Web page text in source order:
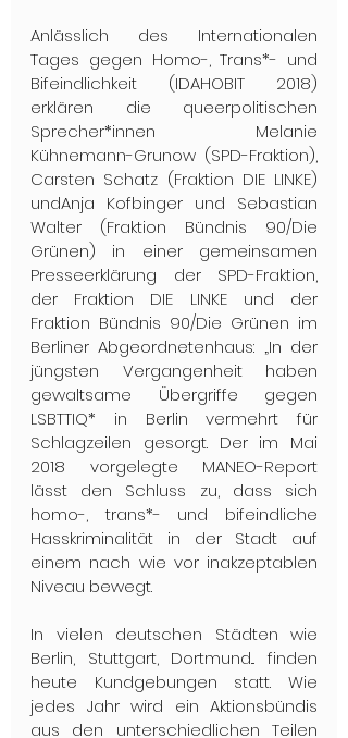
Anlässlich des Internationalen
Tages gegen Homo-, Trans*- und
Bifeindlichkeit (IDAHOBIT 2018)
erklären die queerpolitischen
Sprecher*innen Melanie
Kühnemann-Grunow (SPD-Fraktion),
Carsten Schatz (Fraktion DIE LINKE)
undAnja Kofbinger und Sebastian
Walter (Fraktion Bündnis 90/Die
Grünen) in einer gemeinsamen
Presseerklärung der SPD-Fraktion,
der Fraktion DIE LINKE und der
Fraktion Bündnis 90/Die Grünen im
Berliner Abgeordnetenhaus: „In der
jüngsten Vergangenheit haben
gewaltsame Übergriffe gegen
LSBTTIQ* in Berlin vermehrt für
Schlagzeilen gesorgt. Der im Mai
2018 vorgelegte MANEO-Report
lässt den Schluss zu, dass sich
homo-, trans*- und bifeindliche
Hasskriminalität in der Stadt auf
einem nach wie vor inakzeptablen
Niveau bewegt.
In vielen deutschen Städten wie
Berlin, Stuttgart, Dortmund... finden
heute Kundgebungen statt. Wie
jedes Jahr wird ein Aktionsbündis
aus den unterschiedlichen Teilen